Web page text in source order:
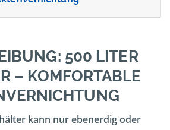
500 LITER
– KOMFORTABLE
kann nur ebenerdig oder